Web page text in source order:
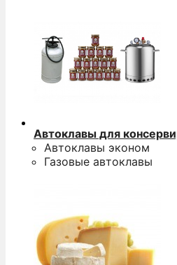
Автоклавы для
Автоклавы эконом
Газовые автоклавы